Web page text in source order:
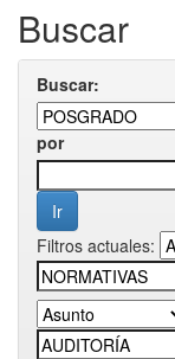
Buscar
Buscar:
por
Filtros actuales: